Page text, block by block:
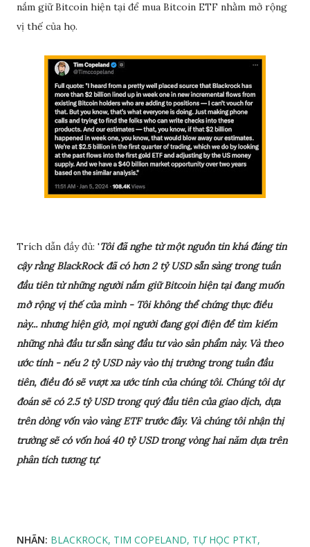
nắm giữ Bitcoin hiện tại để mua Bitcoin ETF nhằm mở rộng
vị thế của họ.
Trích dẫn đầy đủ: 'Tôi đã nghe từ một nguồn tin khá đáng tin
cậy rằng BlackRock đã có hơn 2 tỷ USD sẵn sàng trong tuần
đầu tiên từ những người nắm giữ Bitcoin hiện tại đang muốn
mở rộng vị thế của mình - Tôi không thể chứng thực điều
này... nhưng hiện giờ, mọi người đang gọi điện để tìm kiếm
những nhà đầu tư sẵn sàng đầu tư vào sản phẩm này. Và theo
ước tính - nếu 2 tỷ USD này vào thị trường trong tuần đầu
tiên, điều đó sẽ vượt xa ước tính của chúng tôi. Chúng tôi dự
đoán sẽ có 2.5 tỷ USD trong quý đầu tiên của giao dịch, dựa
trên dòng vốn vào vàng ETF trước đây. Và chúng tôi nhận thị
trường sẽ có vốn hoá 40 tỷ USD trong vòng hai năm dựa trên
phân tích tương tự.'
NHÃN: BLACKROCK TIM COPELAND TỰ HỌC PTKT